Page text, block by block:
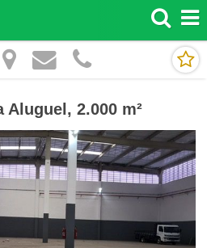
Aluguel, 2.000 m²